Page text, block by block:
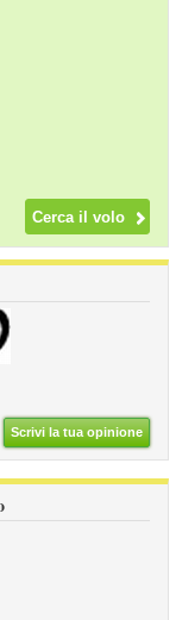
Scrivi la tua opinione